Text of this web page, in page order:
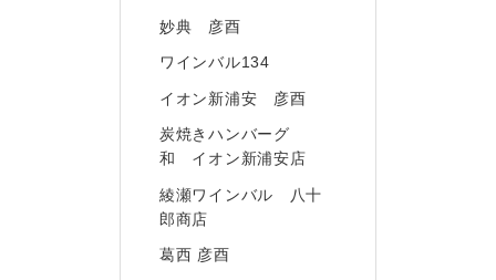
妙典 彦酉
ワインバル134
イオン新浦安 彦酉
炭焼きハンバーグ
和 イオン新浦安店
綾瀬ワインバル 八十
郎商店
葛西 彦酉